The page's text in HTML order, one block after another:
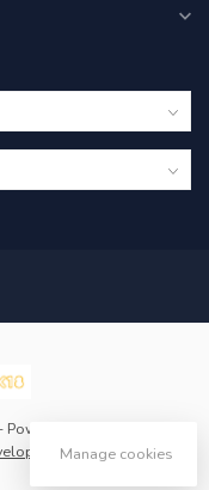
- Powered by
Manage cookies